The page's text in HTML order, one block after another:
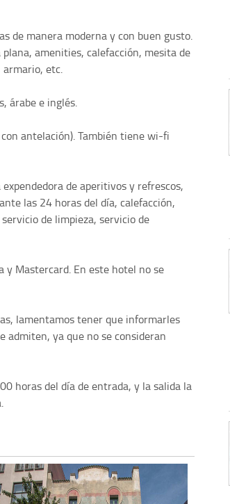
de manera moderna y con buen gusto.
amenities, calefacción, mesita de
etc.
árabe e inglés.
antelación). También tiene wi-fi
de aperitivos y refrescos,
las 24 horas del día, calefacción,
de limpieza, servicio de
y Mastercard. En este hotel no se
lamentamos tener que informarles
admiten, ya que no se consideran
horas del día de entrada, y la salida la